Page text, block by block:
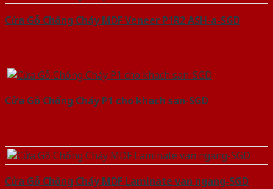
Cửa Gỗ Chống Cháy MDF Veneer P1R2 ASH-a-SGD
Cửa Gỗ Chống Cháy P1 cho khach san-SGD
Cửa Gỗ Chống Cháy MDF Laminate van ngang-SGD